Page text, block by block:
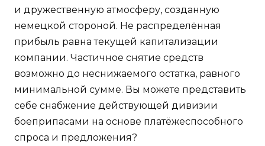
и дружественную атмосферу, созданную
немецкой стороной. Не распределённая
прибыль равна текущей капитализации
компании. Частичное снятие средств
возможно до неснижаемого остатка, равного
минимальной сумме. Вы можете представить
себе снабжение действующей дивизии
боеприпасами на основе платёжеспособного
спроса и предложения?